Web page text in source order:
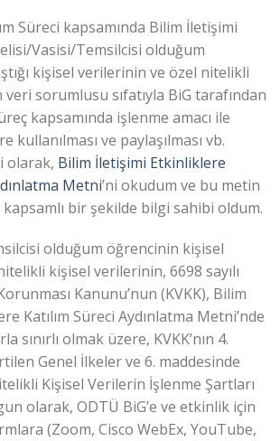
Süreci kapsamında Bilim İletişimi
Vasisi/Temsilcisi olduğum
kişisel verilerinin ve özel nitelikli
sorumlusu sıfatıyla BiG tarafından
kapsamında işlenme amacı ile
kullanılması ve paylaşılması vb.
olarak, Bilim İletişimi Etkinliklere
Metni’ni okudum ve bu metin
bir şekilde bilgi sahibi oldum.
olduğum öğrencinin kişisel
kişisel verilerinin, 6698 sayılı
Kanunu’nun (KVKK), Bilim
Katılım Süreci Aydınlatma Metni’nde
sınırlı olmak üzere, KVKK’nın 4.
Genel İlkeler ve 6. maddesinde
Kişisel Verilerin İşlenme Şartları
olarak, ODTÜ BiG’e ve etkinlik için
(Zoom, Cisco WebEx, YouTube,